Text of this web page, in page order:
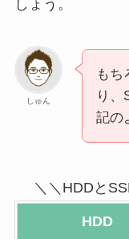
しょう。
しゅん
もち
り、
記の
＼＼HDDと
HDD